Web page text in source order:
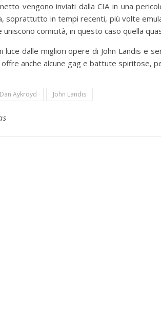
vengono inviati dalla CIA in una
soprattutto in tempi recenti, più volte
comicità, in questo caso quella
luce dalle migliori opere di John Landis e
anche alcune gag e battute spiritose,
Dan Aykroyd John Landis